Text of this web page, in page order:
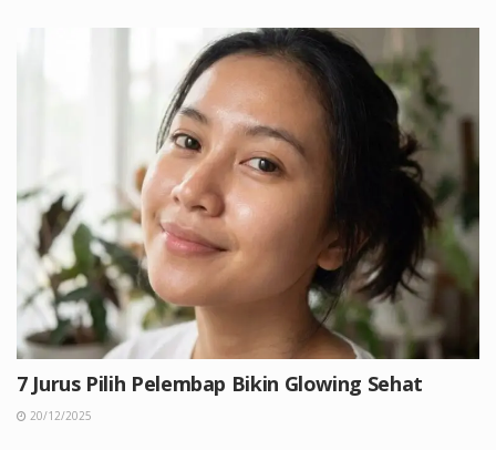
7 Jurus Pilih Pelembap Bikin Glowing Sehat
20/12/2025